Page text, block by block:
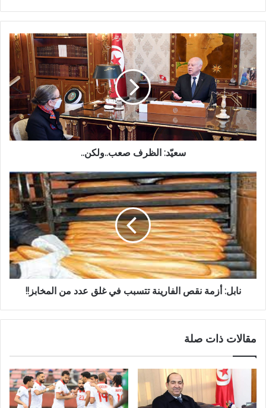
سعيّد: الظرف صعب..ولكن..
نابل: أزمة نقص الفارينة تتسبب في غلق عدد من المخابز!!
مقالات ذات صلة